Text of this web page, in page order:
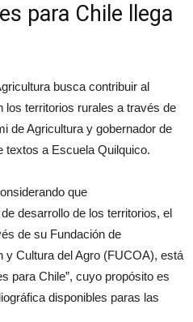
para Chile llega
busca contribuir al
los territorios rurales a través de
de Agricultura y gobernador de
textos a Escuela Quilquico.
que
desarrollo de los territorios, el
de su Fundación de
Cultura del Agro (FUCOA), está
para Chile”, cuyo propósito es
disponibles paras las